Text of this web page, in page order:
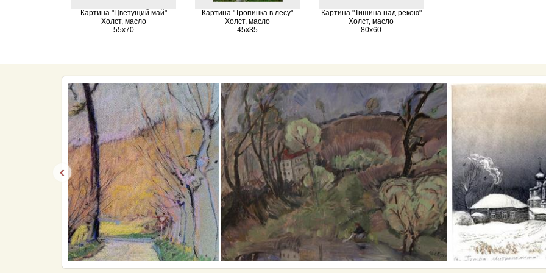
Картина "Цветущий май"
Холст, масло
55х70
Картина "Тропинка в лесу"
Холст, масло
45х35
Картина "Тишина над рекою"
Холст, масло
80х60
‹